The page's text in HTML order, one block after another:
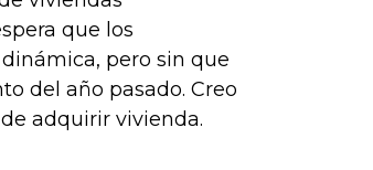
que los
pero sin que
del año pasado. Creo
adquirir vivienda.